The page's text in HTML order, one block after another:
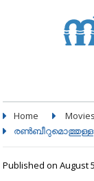
Home Movies
രണ്‍ബീറുമൊത്തുള്ള
Published on August